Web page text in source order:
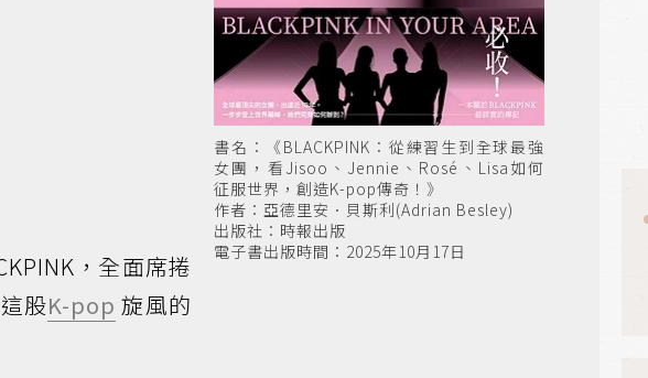
書名：《BLACKPINK：從練習生到全球最強
女團，看Jisoo、Jennie、Rosé、Lisa如何
征服世界，創造K-pop傳奇！》
作者：亞德里安．貝斯利(Adrian Besley)
出版社：時報出版
電子書出版時間：2025年10月17日
，全面席捲
股K-pop 旋風的